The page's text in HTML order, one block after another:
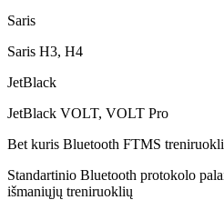
Saris
Saris H3, H4
JetBlack
JetBlack VOLT, VOLT Pro
Bet kuris Bluetooth FTMS
Standartinio Bluetooth protokolo
išmaniųjų treniruoklių